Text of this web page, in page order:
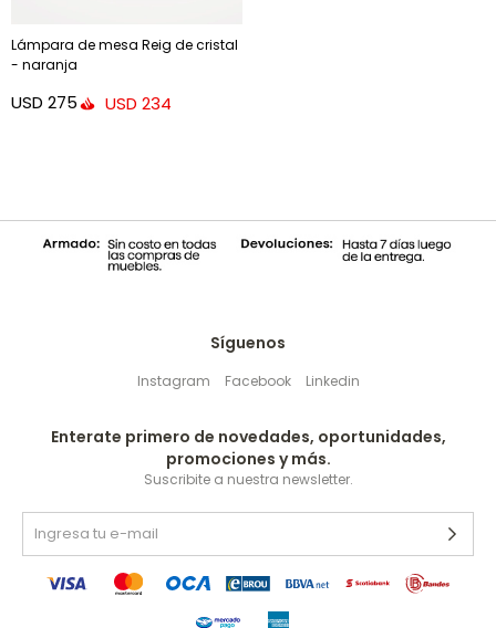
Lámpara de mesa Reig de cristal
- naranja
USD 275 USD 234
Síguenos
Instagram Facebook Linkedin
Enterate primero de novedades, oportunidades,
promociones y más.
Suscribite a nuestra newsletter.